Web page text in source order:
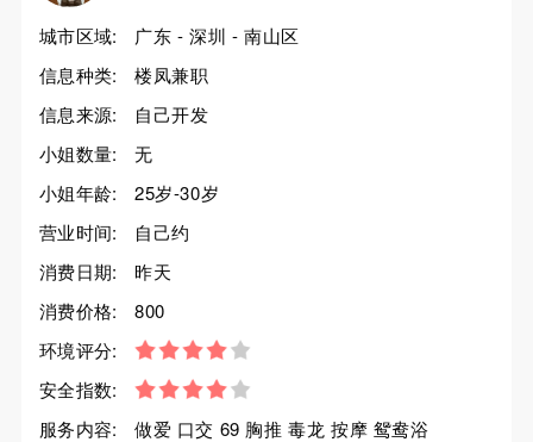
城市区域:
广东 - 深圳 - 南山区
信息种类:
楼凤兼职
信息来源:
自己开发
小姐数量:
无
小姐年龄:
25岁-30岁
营业时间:
自己约
消费日期:
昨天
消费价格:
800
环境评分:
安全指数:
服务内容:
做爱 口交 69 胸推 毒龙 按摩 鸳鸯浴